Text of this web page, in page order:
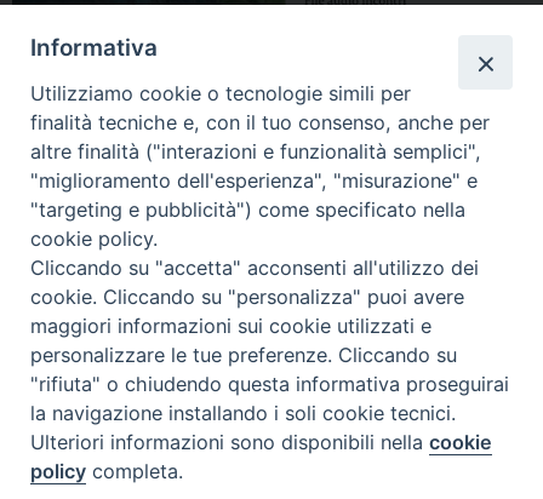
Informativa
Utilizziamo cookie o tecnologie simili per
finalità tecniche e, con il tuo consenso, anche per
altre finalità ("interazioni e funzionalità semplici",
"miglioramento dell'esperienza", "misurazione" e
"targeting e pubblicità") come specificato nella
cookie policy.
Cliccando su "accetta" acconsenti all'utilizzo dei
cookie. Cliccando su "personalizza" puoi avere
maggiori informazioni sui cookie utilizzati e
personalizzare le tue preferenze. Cliccando su
"rifiuta" o chiudendo questa informativa proseguirai
la navigazione installando i soli cookie tecnici.
Ulteriori informazioni sono disponibili nellacookie
policy completa.